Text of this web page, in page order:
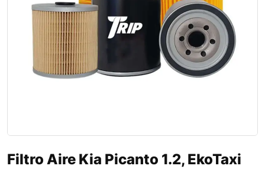
Filtro Aire Kia Picanto 1.2, EkoTaxi